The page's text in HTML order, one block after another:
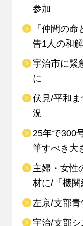
参加
「仲間の
告1人の和
宇治市に緊
に
伏見/平和
況
25年で300
筆すべき大
主婦・女性
材に/「機関
左京/支部
宇治/支部